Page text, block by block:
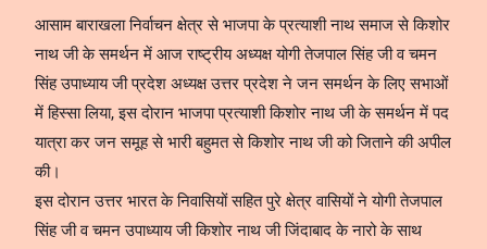
आसाम बाराखला निर्वाचन क्षेत्र से भाजपा के प्रत्याशी नाथ समाज से किशोर
नाथ जी के समर्थन में आज राष्ट्रीय अध्यक्ष योगी तेजपाल सिंह जी व चमन
सिंह उपाध्याय जी प्रदेश अध्यक्ष उत्तर प्रदेश ने जन समर्थन के लिए सभाओं
में हिस्सा लिया, इस दोरान भाजपा प्रत्याशी किशोर नाथ जी के समर्थन में पद
यात्रा कर जन समूह से भारी बहुमत से किशोर नाथ जी को जिताने की अपील
की।
इस दोरान उत्तर भारत के निवासियों सहित पुरे क्षेत्र वासियों ने योगी तेजपाल
सिंह जी व चमन उपाध्याय जी किशोर नाथ जी जिंदाबाद के नारो के साथ